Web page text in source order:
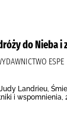
do Nieba i
ESPE
Landrieu,
i wspomnienia,